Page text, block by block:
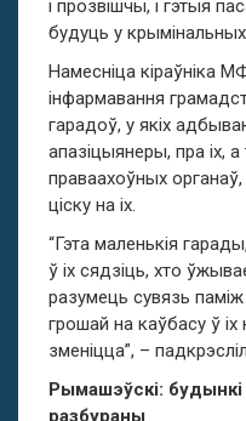
і прозвішчы, і гэтыя
будуць у
Намесніца кіраўніка
інфармавання
гарадоў, у якіх
апазіцыянеры, пра іх,
праваахоўных
ціску на іх.
“Гэта маленькія
ў іх сядзіць, хто
разумець сувязь паміж
грошай на каўбасу ў іх
зменіцца”, –
Рымашэўскі:
разбураны